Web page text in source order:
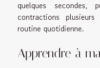
quelques secondes,
contractions
routine quotidienne.
Apprendre à